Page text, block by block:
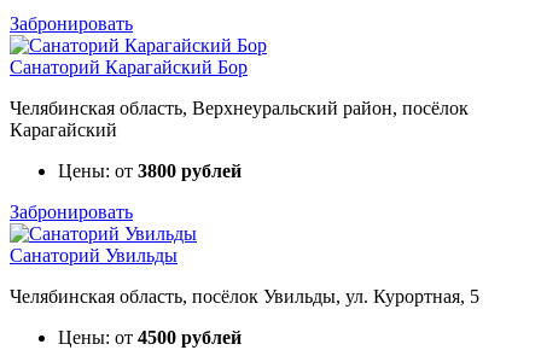
Забронировать
Санаторий Карагайский Бор
Челябинская область, Верхнеуральский район, посёлок
Карагайский
Цены: от 3800 рублей
Забронировать
Санаторий Увильды
Челябинская область, посёлок Увильды, ул. Курортная, 5
Цены: от 4500 рублей